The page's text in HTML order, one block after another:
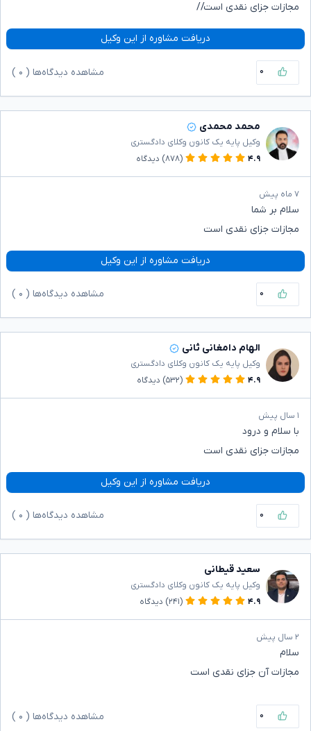
مجازات جزای نقدی است//
دریافت مشاوره از این وکیل
۰ مشاهده دیدگاه‌ها ( ۰
محمد محمدی
وکیل پایه یک کانون وکلای دادگستری
۴.۹
(۸۷۸) دیدگاه
۷ ماه پیش
سلام بر شما
مجازات جزای نقدی است
دریافت مشاوره از این وکیل
۰ مشاهده دیدگاه‌ها ( ۰
الهام دامغانی ثانی
وکیل پایه یک کانون وکلای دادگستری
۴.۹
(۵۳۲) دیدگاه
۱ سال پیش
با سلام و درود
مجازات جزای نقدی است
دریافت مشاوره از این وکیل
۰ مشاهده دیدگاه‌ها ( ۰
سعید قیطانی
وکیل پایه یک کانون وکلای دادگستری
۴.۹
(۲۴۱) دیدگاه
۲ سال پیش
سلام
مجازات آن جزای نقدی است
۰ مشاهده دیدگاه‌ها ( ۰